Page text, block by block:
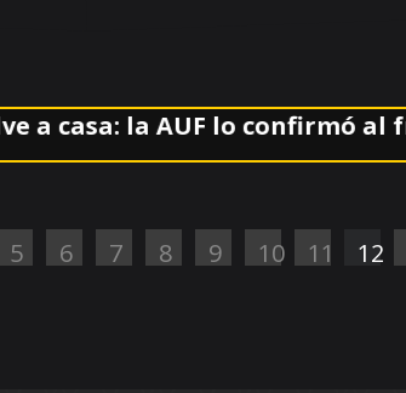
la AUF lo confirmó al
5 6 7 8 9 10 11 12